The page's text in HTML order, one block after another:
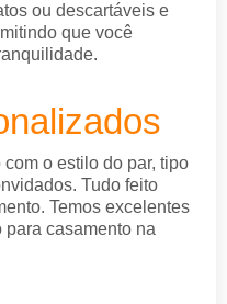
ou descartáveis e
que você
o estilo do par, tipo
Tudo feito
Temos excelentes
para casamento na